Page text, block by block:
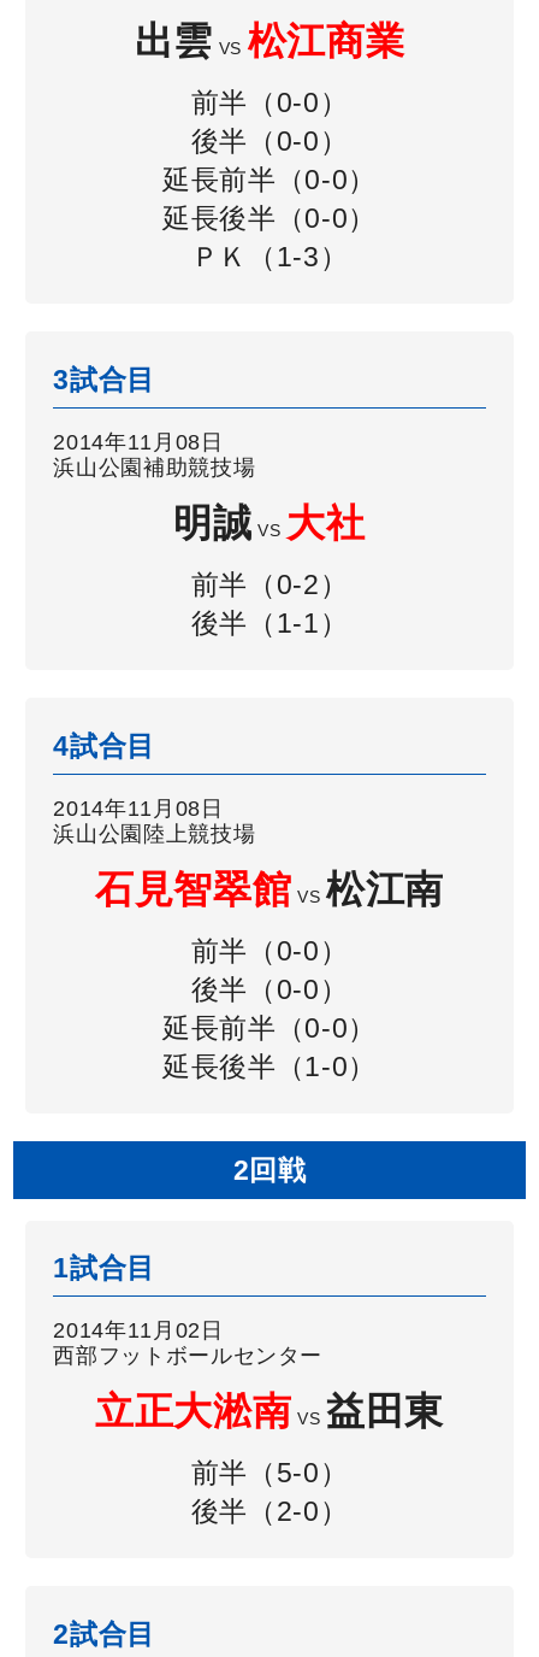
出雲 VS 松江商業
前半（0-0）
後半（0-0）
延長前半（0-0）
延長後半（0-0）
ＰＫ（1-3）
3試合目
2014年11月08日
浜山公園補助競技場
明誠 VS 大社
前半（0-2）
後半（1-1）
4試合目
2014年11月08日
浜山公園陸上競技場
石見智翠館 VS 松江南
前半（0-0）
後半（0-0）
延長前半（0-0）
延長後半（1-0）
2回戦
1試合目
2014年11月02日
西部フットボールセンター
立正大淞南 VS 益田東
前半（5-0）
後半（2-0）
2試合目